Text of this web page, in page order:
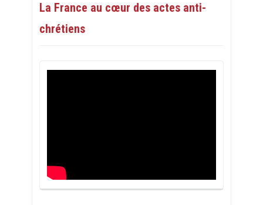
La France au cœur des actes anti-
chrétiens